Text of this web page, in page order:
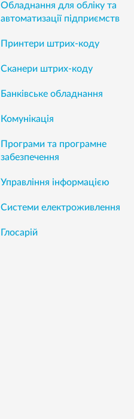
Обладнання для обліку та
автоматизації підприємств
Принтери штрих-коду
Сканери штрих-коду
Банківське обладнання
Комунікація
Програми та програмне
забезпечення
Управління інформацією
Системи електроживлення
Глосарій